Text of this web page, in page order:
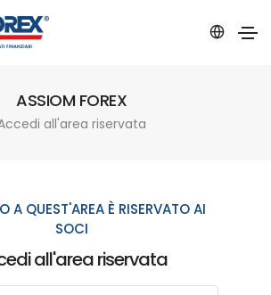
ASSIOM FOREX
all'area riservata
A QUEST'AREA È RISERVATO AI
SOCI
all'area riservata